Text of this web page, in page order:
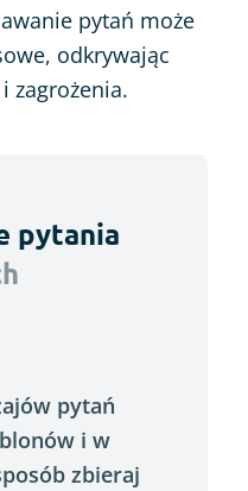
pytań może
odkrywając
zagrożenia.
pytania
pytań
i w
zbieraj